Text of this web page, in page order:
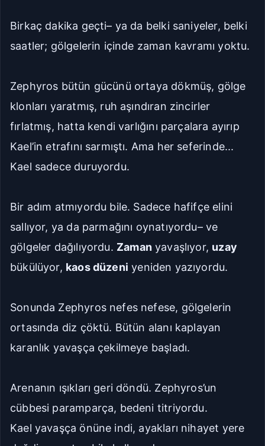
Birkaç dakika geçti– ya da belki saniyeler, belki
saatler; gölgelerin içinde zaman kavramı yoktu.
Zephyros bütün gücünü ortaya dökmüş, gölge
klonları yaratmış, ruh aşındıran zincirler
fırlatmış, hatta kendi varlığını parçalara ayırıp
Kael’in etrafını sarmıştı. Ama her seferinde...
Kael sadece duruyordu.
Bir adım atmıyordu bile. Sadece hafifçe elini
sallıyor, ya da parmağını oynatıyordu– ve
gölgeler dağılıyordu. Zamanyavaşlıyor, uzay
bükülüyor, kaos düzeni yeniden yazıyordu.
Sonunda Zephyros nefes nefese, gölgelerin
ortasında diz çöktü. Bütün alanı kaplayan
karanlık yavaşça çekilmeye başladı.
Arenanın ışıkları geri döndü. Zephyros’un
cübbesi paramparça, bedeni titriyordu.
Kael yavaşça önüne indi, ayakları nihayet yere